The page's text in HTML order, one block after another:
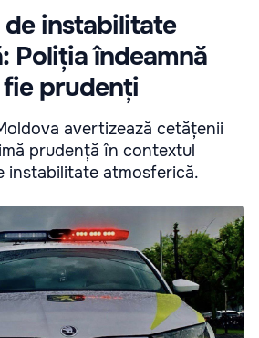
de instabilitate
Poliția îndeamnă
prudenți
avertizează cetățenii
prudență în contextul
instabilitate atmosferică.